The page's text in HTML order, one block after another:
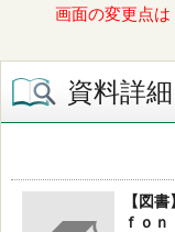
画面の変更点は
資料詳細
【図
ｆｏ